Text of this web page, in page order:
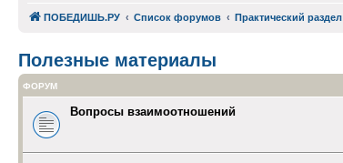
ПОБЕДИШЬ.РУ Список форумов Практический раздел
Полезные материалы
ФОРУМ
Вопросы взаимоотношений